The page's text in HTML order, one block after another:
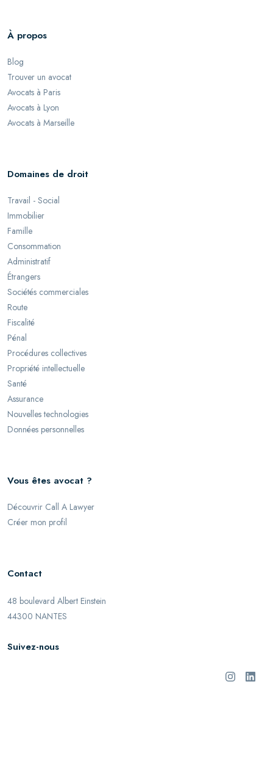
À propos
Blog
Trouver un avocat
Avocats à Paris
Avocats à Lyon
Avocats à Marseille
Domaines de droit
Travail - Social
Immobilier
Famille
Consommation
Administratif
Étrangers
Sociétés commerciales
Route
Fiscalité
Pénal
Procédures collectives
Propriété intellectuelle
Santé
Assurance
Nouvelles technologies
Données personnelles
Vous êtes avocat ?
Découvrir Call A Lawyer
Créer mon profil
Contact
48 boulevard Albert Einstein
44300 NANTES
Suivez-nous